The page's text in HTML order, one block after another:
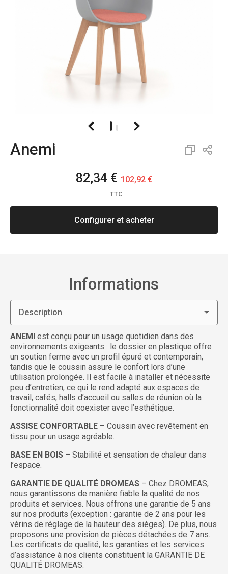
Anemi
Configurer et acheter
TTC
82,34 € 102,92 €
Informations
Description
ANEMI est conçu pour un usage quotidien dans des
environnements exigeants : le dossier en plastique offre
un soutien ferme avec un profil épuré et contemporain,
tandis que le coussin assure le confort lors d’une
utilisation prolongée. Il est facile à installer et nécessite
peu d’entretien, ce qui le rend adapté aux espaces de
travail, cafés, halls d’accueil ou salles de réunion où la
fonctionnalité doit coexister avec l’esthétique.
ASSISE CONFORTABLE – Coussin avec revêtement en
tissu pour un usage agréable.
BASE EN BOIS – Stabilité et sensation de chaleur dans
l’espace.
GARANTIE DE QUALITÉ DROMEAS – Chez DROMEAS,
nous garantissons de manière fiable la qualité de nos
produits et services. Nous offrons une garantie de 5 ans
sur nos produits (exception : garantie de 2 ans pour les
vérins de réglage de la hauteur des sièges). De plus, nous
proposons une provision de pièces détachées de 7 ans.
Les certificats de qualité, les garanties et les services
d’assistance à nos clients constituent la GARANTIE DE
QUALITÉ DROMEAS.